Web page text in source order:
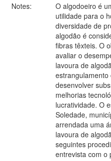
Notes:
O algodoeiro é
utilidade para o
diversidade de
algodão é
fibras têxteis. O
avaliar o
lavoura de
desenvolver
melhorias
lucratividade. O
Soledade,
arrendada uma
lavoura de
seguintes
entrevista com o